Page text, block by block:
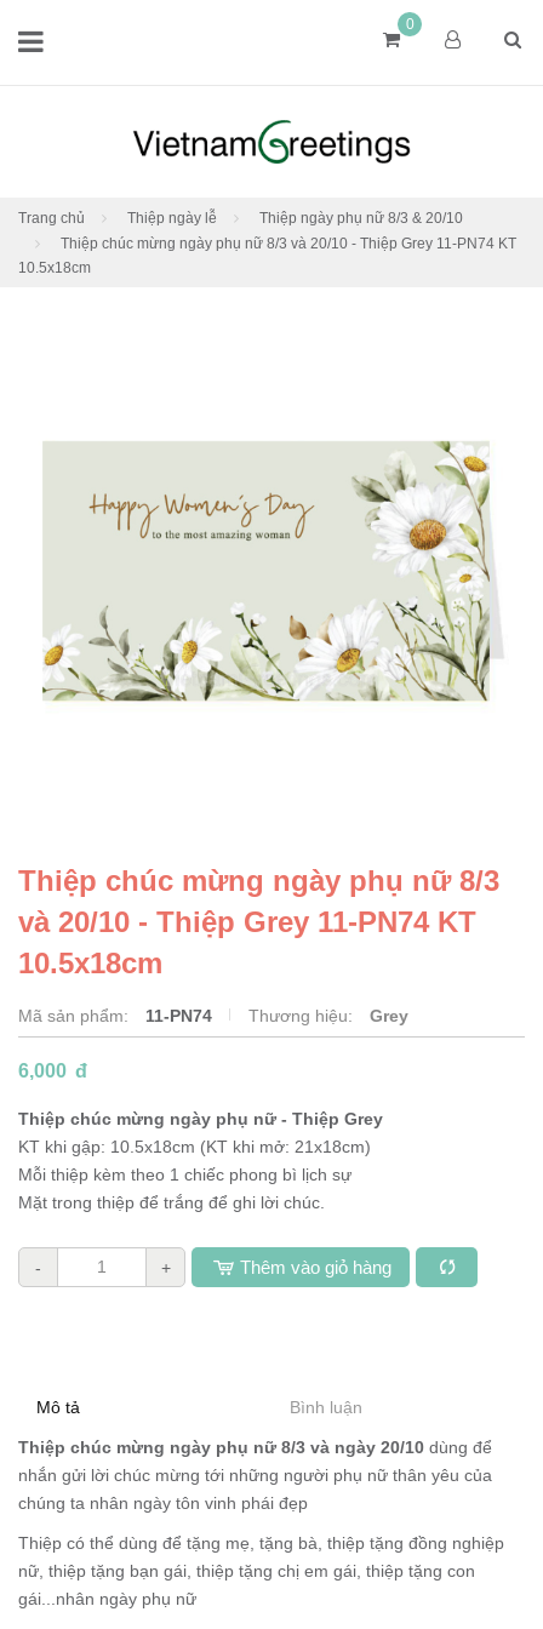
0
Trang chủ Thiệp ngày lễ
Thiệp ngày phụ nữ 8/3 & 20/10
Thiệp chúc mừng ngày phụ nữ 8/3 và 20/10 - Thiệp Grey 11-PN74 KT
10.5x18cm
Thiệp chúc mừng ngày phụ nữ 8/3
và 20/10 - Thiệp Grey 11-PN74 KT
10.5x18cm
Mã sản phẩm: 11-PN74 Thương hiệu: Grey
6,000 đ
Thiệp chúc mừng ngày phụ nữ - Thiệp Grey
KT khi gập: 10.5x18cm (KT khi mở: 21x18cm)
Mỗi thiệp kèm theo 1 chiếc phong bì lịch sự
Mặt trong thiệp để trắng để ghi lời chúc.
- + Thêm vào giỏ hàng
Mô tả Bình luận
Thiệp chúc mừng ngày phụ nữ 8/3 và ngày 20/10 dùng để
nhắn gửi lời chúc mừng tới những người phụ nữ thân yêu của
chúng ta nhân ngày tôn vinh phái đẹp
Thiệp có thể dùng để tặng mẹ, tặng bà, thiệp tặng đồng nghiệp
nữ, thiệp tặng bạn gái, thiệp tặng chị em gái, thiệp tặng con
gái...nhân ngày phụ nữ